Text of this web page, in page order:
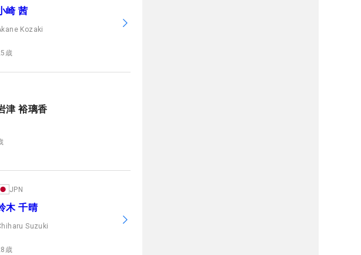
崎 茜
Kozaki
歳
津 裕璃香
JPN
木 千晴
Suzuki
歳